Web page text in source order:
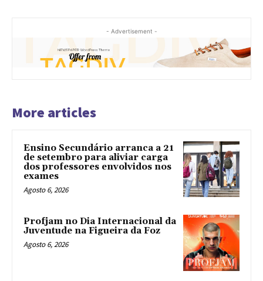
- Advertisement -
More articles
Ensino Secundário arranca a 21
de setembro para aliviar carga
dos professores envolvidos nos
exames
Agosto 6, 2026
Profjam no Dia Internacional da
Juventude na Figueira da Foz
Agosto 6, 2026